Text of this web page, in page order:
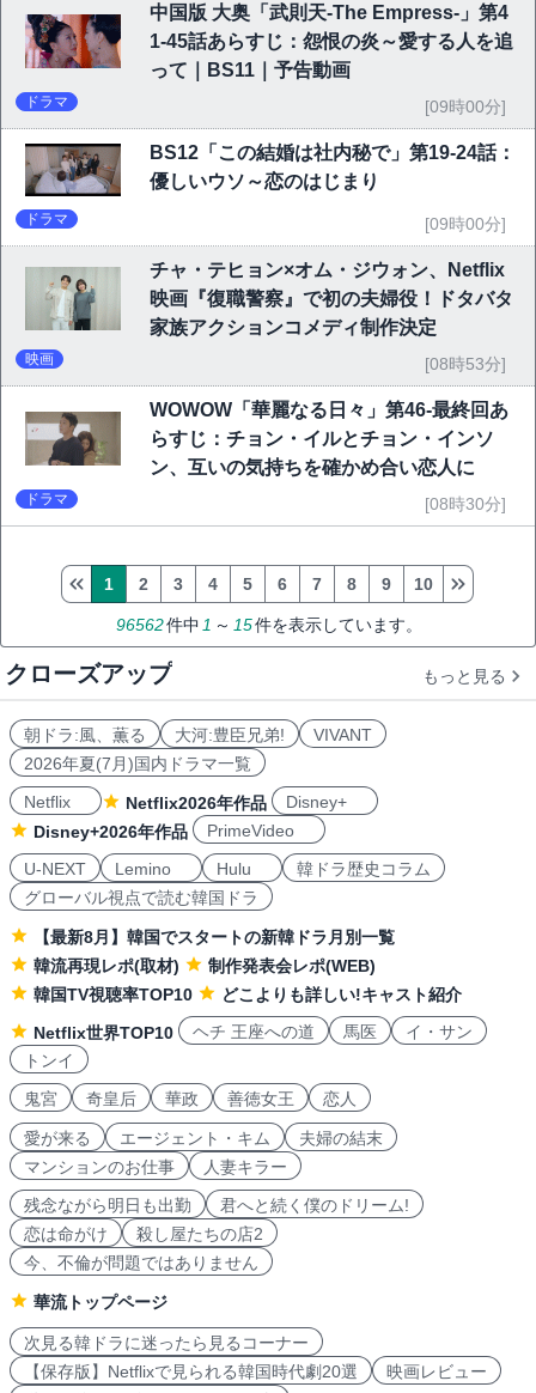
中国版 大奥「武則天-The Empress-」第4
1-45話あらすじ：怨恨の炎～愛する人を追
って｜BS11｜予告動画
ドラマ [09時00分]
BS12「この結婚は社内秘で」第19-24話：
優しいウソ～恋のはじまり
ドラマ [09時00分]
チャ・テヒョン×オム・ジウォン、Netflix
映画『復職警察』で初の夫婦役！ドタバタ
家族アクションコメディ制作決定
映画 [08時53分]
WOWOW「華麗なる日々」第46-最終回あ
らすじ：チョン・イルとチョン・インソ
ン、互いの気持ちを確かめ合い恋人に
ドラマ [08時30分]
96562件中 1 ～ 15件を表示しています。
1 2 3 4 5 6 7 8 9 10
クローズアップ もっと見る
朝ドラ:風、薫る 大河:豊臣兄弟!
VIVANT
2026年夏(7月)国内ドラマ一覧
Netflix
Netflix2026年作品
Disney+
Disney+2026年作品
PrimeVideo
U-NEXT
Lemino Hulu
韓ドラ歴史コラム
グローバル視点で読む韓国ドラ
【最新8月】韓国でスタートの新韓ドラ月別一覧
韓流再現レポ(取材)
制作発表会レポ(WEB)
韓国TV視聴率TOP10
どこよりも詳しい!キャスト紹介
Netflix世界TOP10
ヘチ 王座への道 馬医
イ・サン
トンイ
鬼宮
奇皇后 華政 善徳女王 恋人
愛が来る エージェント・キム
夫婦の結末
マンションのお仕事
人妻キラー
残念ながら明日も出勤
君へと続く僕のドリーム!
恋は命がけ
殺し屋たちの店2
今、不倫が問題ではありません
華流トップページ
次見る韓ドラに迷ったら見るコーナー
【保存版】Netflixで見られる韓国時代劇20選
映画レビュー